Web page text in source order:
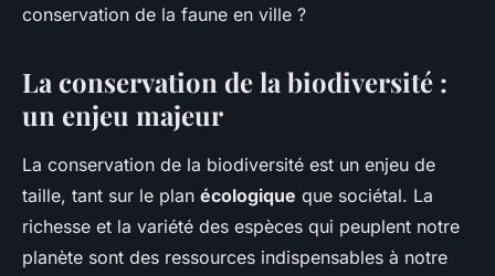
conservation de la faune en ville ?
La conservation de la biodiversité :
un enjeu majeur
La conservation de la biodiversité est un enjeu de
taille, tant sur le plan écologique que sociétal. La
richesse et la variété des espèces qui peuplent notre
planète sont des ressources indispensables à notre